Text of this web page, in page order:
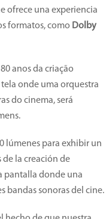
ofrece una experiencia
formatos, como Dolby
anos da criação
onde uma orquestra
do cinema, será
lúmenes para exhibir un
la creación de
pantalla donde una
bandas sonoras del cine.